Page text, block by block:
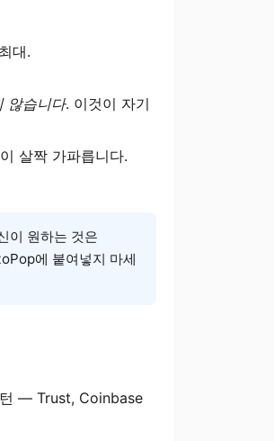
대.
않습니다. 이것이 자기
살짝 가파릅니다.
이 원하는 것은
에 붙여넣지 마세
턴 — Trust, Coinbase